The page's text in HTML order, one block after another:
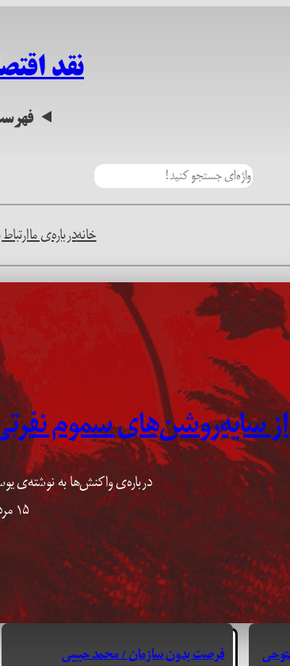
نقد
خانهدرباره‌ی ما
از سایه‌روشن‌های سموم
درباره‌ی واکنش‌ها به نوشته‌ی
۱۵ مرداد ۱۴۰۵
فرصت بدون سازمان / محمد حبیبی